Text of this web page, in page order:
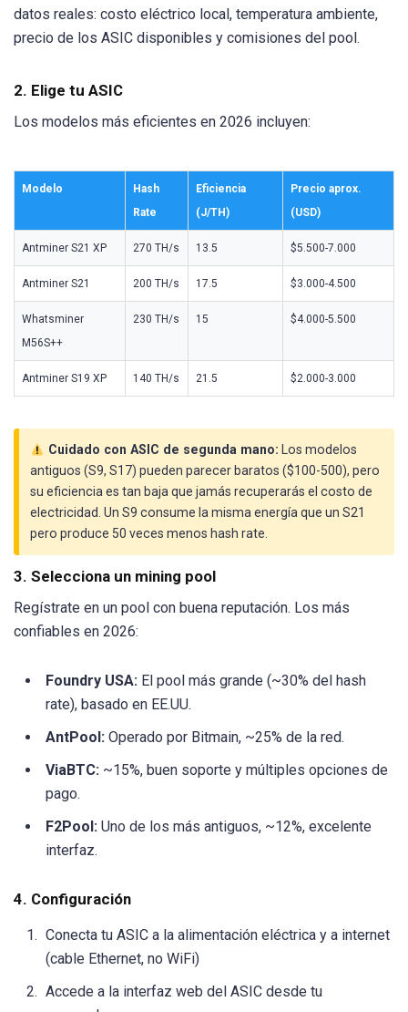
datos reales: costo eléctrico local, temperatura ambiente,
precio de los ASIC disponibles y comisiones del pool.
2. Elige tu ASIC
Los modelos más eficientes en 2026 incluyen:
Modelo
Hash
Rate
Eficiencia
(J/TH)
Precio aprox.
(USD)
Antminer S21 XP 270 TH/s 13.5 $5.500-7.000
Antminer S21 200 TH/s 17.5 $3.000-4.500
Whatsminer
M56S++
230 TH/s 15 $4.000-5.500
Antminer S19 XP 140 TH/s 21.5 $2.000-3.000
Cuidado con ASIC de segunda mano: Los modelos
antiguos (S9, S17) pueden parecer baratos ($100-500), pero
su eficiencia es tan baja que jamás recuperarás el costo de
electricidad. Un S9 consume la misma energía que un S21
pero produce 50 veces menos hash rate.
3. Selecciona un mining pool
Regístrate en un pool con buena reputación. Los más
confiables en 2026:
Foundry USA: El pool más grande (~30% del hash
rate), basado en EE.UU.
AntPool: Operado por Bitmain, ~25% de la red.
ViaBTC: ~15%, buen soporte y múltiples opciones de
pago.
F2Pool: Uno de los más antiguos, ~12%, excelente
interfaz.
4. Configuración
Conecta tu ASIC a la alimentación eléctrica y a internet
(cable Ethernet, no WiFi)
Accede a la interfaz web del ASIC desde tu